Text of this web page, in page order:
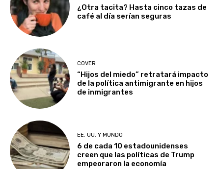
¿Otra tacita? Hasta cinco tazas de
café al día serían seguras
COVER
“Hijos del miedo” retratará impacto
de la política antimigrante en hijos
de inmigrantes
EE. UU. Y MUNDO
6 de cada 10 estadounidenses
creen que las políticas de Trump
empeoraron la economía